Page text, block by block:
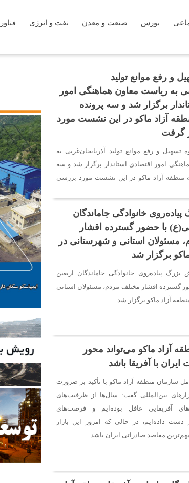
بورس صنعت و معدن نفت و انرژی
می‌شود در مسیر جا‌مانده‌ها، دل‌ها به کربلا رسیده است
زائران اربعین با کد ملی، خط تلفن ثابت رایگان با تلفن همراه
و رفع موانع تولید
به ریاست معاون هماهنگی امور
برگزار شد و سه پرونده
آزاد ماکو در این نشست مورد
گرفت
تسهیل و رفع موانع تولید آذربایجان‌غربی به
امور اقتصادی استاندار برگزار شد و سه
منطقه آزاد ماکو در این نشست مورد بررسی
خانوادگی جاماندگان
با حضور گسترده اقشار
مسئولان استانی و شهرستانی در
برگزار شد
پیاده‌روی خانوادگی جاماندگان اربعین
گسترده اقشار مختلف مردم، مسئولان استانی
آزاد ماکو برگزار شد.
آزاد ماکو می‌تواند محور
با آفریقا باشد
سازمان منطقه آزاد ماکو با تأکید بر ضرورت
بین‌المللی گفت: سال‌ها از ظرفیت‌های
آفریقایی غافل بوده‌ایم و فرصت‌های
دست داده‌ایم، در حالی که امروز این بازار
مقاصد صادراتی ایران باشد.